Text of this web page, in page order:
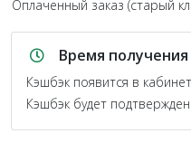
Оплаченный заказ (старый
Время
Кэшбэк появится в
Кэшбэк будет